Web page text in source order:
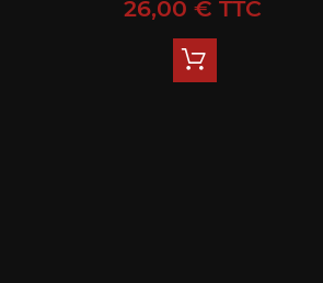
Prix
26,00 € TTC